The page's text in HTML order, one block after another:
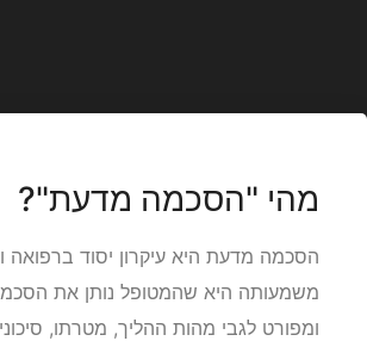
מהי "הסכמה מדעת"?
הסכמה מדעת היא עיקרון יסוד
משמעותה היא שהמטופל נותן את
ומפורט לגבי מהות ההליך, מטרתו,